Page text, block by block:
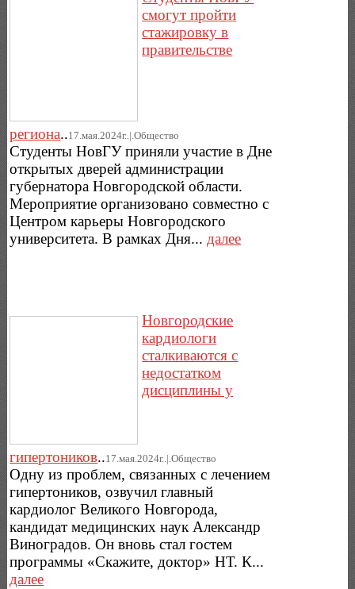
смогут пройти
стажировку в
правительстве
региона..17.мая.2024г..|.Общество
Студенты НовГУ приняли участие в Дне
открытых дверей администрации
губернатора Новгородской области.
Мероприятие организовано совместно с
Центром карьеры Новгородского
университета. В рамках Дня... далее
Новгородские
кардиологи
сталкиваются с
недостатком
дисциплины у
гипертоников..17.мая.2024г..|.Общество
Одну из проблем, связанных с лечением
гипертоников, озвучил главный
кардиолог Великого Новгорода,
кандидат медицинских наук Александр
Виноградов. Он вновь стал гостем
программы «Скажите, доктор» НТ. К...
далее